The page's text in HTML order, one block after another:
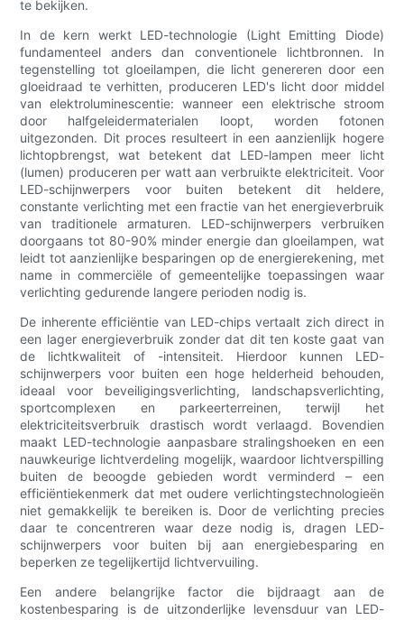
te bekijken.
In de kern werkt LED-technologie (Light Emitting Diode)
fundamenteel anders dan conventionele lichtbronnen. In
tegenstelling tot gloeilampen, die licht genereren door een
gloeidraad te verhitten, produceren LED's licht door middel
van elektroluminescentie: wanneer een elektrische stroom
door halfgeleidermaterialen loopt, worden fotonen
uitgezonden. Dit proces resulteert in een aanzienlijk hogere
lichtopbrengst, wat betekent dat LED-lampen meer licht
(lumen) produceren per watt aan verbruikte elektriciteit. Voor
LED-schijnwerpers voor buiten betekent dit heldere,
constante verlichting met een fractie van het energieverbruik
van traditionele armaturen. LED-schijnwerpers verbruiken
doorgaans tot 80-90% minder energie dan gloeilampen, wat
leidt tot aanzienlijke besparingen op de energierekening, met
name in commerciële of gemeentelijke toepassingen waar
verlichting gedurende langere perioden nodig is.
De inherente efficiëntie van LED-chips vertaalt zich direct in
een lager energieverbruik zonder dat dit ten koste gaat van
de lichtkwaliteit of -intensiteit. Hierdoor kunnen LED-
schijnwerpers voor buiten een hoge helderheid behouden,
ideaal voor beveiligingsverlichting, landschapsverlichting,
sportcomplexen en parkeerterreinen, terwijl het
elektriciteitsverbruik drastisch wordt verlaagd. Bovendien
maakt LED-technologie aanpasbare stralingshoeken en een
nauwkeurige lichtverdeling mogelijk, waardoor lichtverspilling
buiten de beoogde gebieden wordt verminderd – een
efficiëntiekenmerk dat met oudere verlichtingstechnologieën
niet gemakkelijk te bereiken is. Door de verlichting precies
daar te concentreren waar deze nodig is, dragen LED-
schijnwerpers voor buiten bij aan energiebesparing en
beperken ze tegelijkertijd lichtvervuiling.
Een andere belangrijke factor die bijdraagt ​​aan de
kostenbesparing is de uitzonderlijke levensduur van LED-